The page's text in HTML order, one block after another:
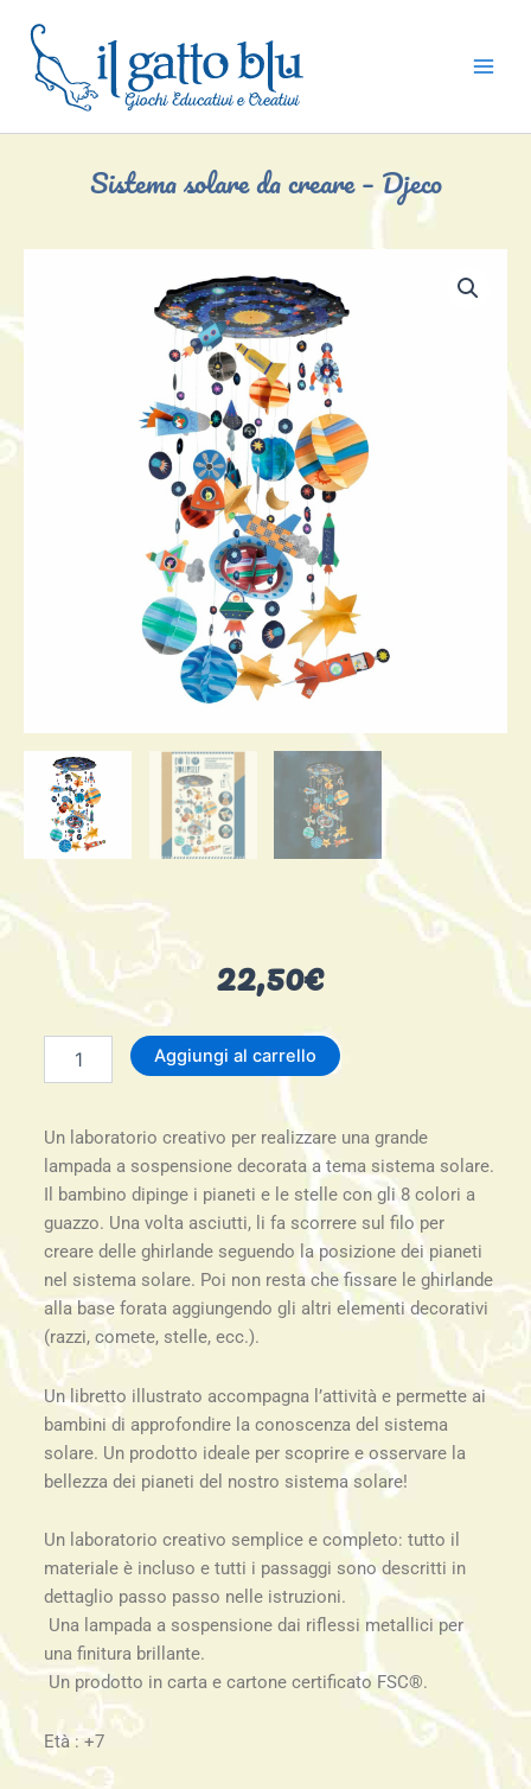
contenuto
Sistema solare da creare – Djeco
22,50€
solare
-
Djeco
quantità
Aggiungi al carrello
Un laboratorio creativo per realizzare una grande
lampada a sospensione decorata a tema sistema solare.
Il bambino dipinge i pianeti e le stelle con gli 8 colori a
guazzo. Una volta asciutti, li fa scorrere sul filo per
creare delle ghirlande seguendo la posizione dei pianeti
nel sistema solare. Poi non resta che fissare le ghirlande
alla base forata aggiungendo gli altri elementi decorativi
(razzi, comete, stelle, ecc.).
Un libretto illustrato accompagna l’attività e permette ai
bambini di approfondire la conoscenza del sistema
solare. Un prodotto ideale per scoprire e osservare la
bellezza dei pianeti del nostro sistema solare!
Un laboratorio creativo semplice e completo: tutto il
materiale è incluso e tutti i passaggi sono descritti in
dettaglio passo passo nelle istruzioni.
Una lampada a sospensione dai riflessi metallici per
una finitura brillante.
Un prodotto in carta e cartone certificato FSC®.
Età : +7